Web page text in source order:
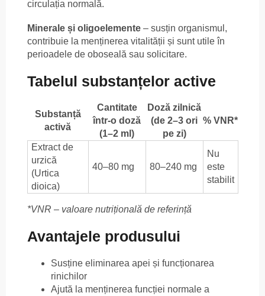
circulația normală.
Minerale și oligoelemente – susțin organismul,
contribuie la menținerea vitalității și sunt utile în
perioadele de oboseală sau solicitare.
Tabelul substanțelor active
Substanță
activă
Cantitate
într-o doză
(1–2 ml)
Doză zilnică
(de 2–3 ori
pe zi)
% VNR*
Extract de
urzică
(Urtica
dioica)
40–80 mg 80–240 mg
Nu
este
stabilit
*VNR – valoare nutrițională de referință
Avantajele produsului
Susține eliminarea apei și funcționarea
rinichilor
Ajută la menținerea funcției normale a